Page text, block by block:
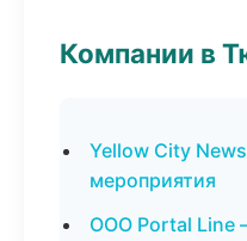
Компании в
Yellow City
мероприятия
ООО Portal Line